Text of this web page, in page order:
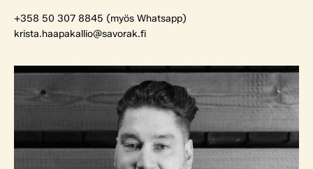
+358 50 307 8845 (myös Whatsapp)
krista.haapakallio@savorak.fi